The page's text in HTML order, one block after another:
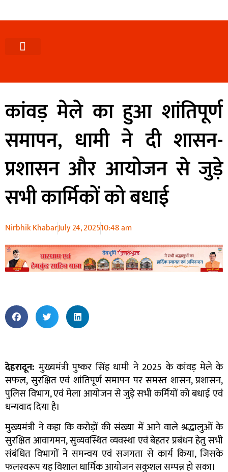
कांवड़ मेले का हुआ शांतिपूर्ण
समापन, धामी ने दी शासन-
प्रशासन और आयोजन से जुड़े
सभी कार्मिकों को बधाई
Nirbhik KhabarJuly 24, 202510:48 am
देहरादून: मुख्यमंत्री पुष्कर सिंह धामी ने 2025 के कांवड़ मेले के
सफल, सुरक्षित एवं शांतिपूर्ण समापन पर समस्त शासन, प्रशासन,
पुलिस विभाग, एवं मेला आयोजन से जुड़े सभी कर्मियों को बधाई एवं
धन्यवाद दिया है।
मुख्यमंत्री ने कहा कि करोड़ों की संख्या में आने वाले श्रद्धालुओं के
सुरक्षित आवागमन, सुव्यवस्थित व्यवस्था एवं बेहतर प्रबंधन हेतु सभी
संबंधित विभागों ने समन्वय एवं सजगता से कार्य किया, जिसके
फलस्वरूप यह विशाल धार्मिक आयोजन सकुशल सम्पन्न हो सका।